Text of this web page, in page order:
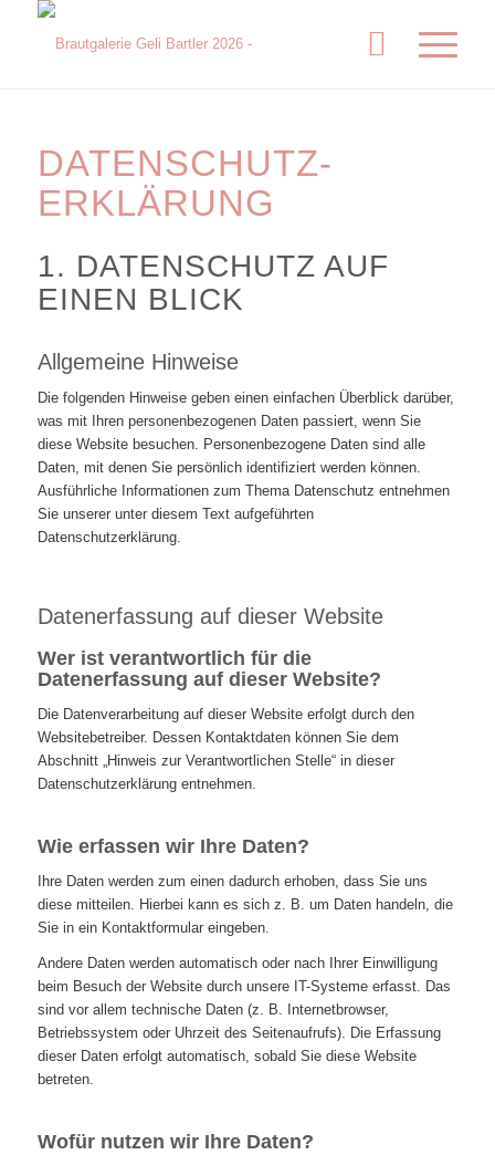
DATENSCHUTZ­
ERKLÄRUNG
1. DATENSCHUTZ AUF
EINEN BLICK
Allgemeine Hinweise
Die folgenden Hinweise geben einen einfachen Überblick darüber,
was mit Ihren personenbezogenen Daten passiert, wenn Sie
diese Website besuchen. Personenbezogene Daten sind alle
Daten, mit denen Sie persönlich identifiziert werden können.
Ausführliche Informationen zum Thema Datenschutz entnehmen
Sie unserer unter diesem Text aufgeführten
Datenschutzerklärung.
Datenerfassung auf dieser Website
Wer ist verantwortlich für die
Datenerfassung auf dieser Website?
Die Datenverarbeitung auf dieser Website erfolgt durch den
Websitebetreiber. Dessen Kontaktdaten können Sie dem
Abschnitt „Hinweis zur Verantwortlichen Stelle“ in dieser
Datenschutzerklärung entnehmen.
Wie erfassen wir Ihre Daten?
Ihre Daten werden zum einen dadurch erhoben, dass Sie uns
diese mitteilen. Hierbei kann es sich z. B. um Daten handeln, die
Sie in ein Kontaktformular eingeben.
Andere Daten werden automatisch oder nach Ihrer Einwilligung
beim Besuch der Website durch unsere IT-Systeme erfasst. Das
sind vor allem technische Daten (z. B. Internetbrowser,
Betriebssystem oder Uhrzeit des Seitenaufrufs). Die Erfassung
dieser Daten erfolgt automatisch, sobald Sie diese Website
betreten.
Wofür nutzen wir Ihre Daten?